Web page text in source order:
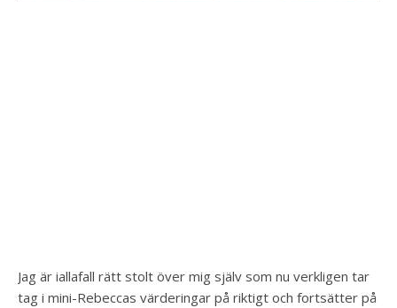
Jag är iallafall rätt stolt över mig själv som nu verkligen tar
tag i mini-Rebeccas värderingar på riktigt och fortsätter på